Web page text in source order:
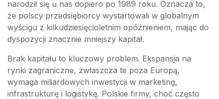
narodził się u nas dopiero po 1989 roku. Oznacza to,
że polscy przedsiębiorcy wystartowali w globalnym
wyścigu z kilkudziesięcioletnim opóźnieniem, mając do
dyspozycji znacznie mniejszy kapitał.
Brak kapitału to kluczowy problem. Ekspansja na
rynki zagraniczne, zwłaszcza te poza Europą,
wymaga miliardowych inwestycji w marketing,
infrastrukturę i logistykę. Polskie firmy, choć często